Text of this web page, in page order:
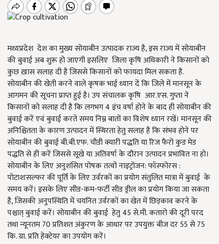
मध्यप्रदेश देश का मुख्य सोयाबीन उत्पादक राज्य है, इस राज्य में सोयाबीन
की बुवाई अब शुरू हो जाएगी इसलिए जिला कृषि अधिकारी ने किसानों को
कुछ ख़ास सलाह दी है जिससे किसानों को फायदा मिल सकता है.
सोयाबीन की खेती करने वाले कृषक भाई ध्यान दें कि जिले में मानसून के
आगमन की सूचना प्राप्त हुई है। उप संचालक कृषि आर.एस. गुप्ता ने
किसानों को सलाह दी है कि लगभग 4 इंच वर्षा होने के बाद ही सोयाबीन की
बुवाई करें एवं बुवाई करते समय निम्न बातों का विशेष ध्यान रखें। मानसून की
अनिश्चितता के कारण उत्पादन में स्थिरता हेतु सलाह है कि संभव होने पर
सोयाबीन की बुवाई बी.बी.एफ. चौडी क्यारी पद्धति या रिज फैरो कुड मेड
पद्धति से ही करें जिससे सूखे या अतिवर्षा के दौरान उत्पादन प्रभावित ना हो।
सोयाबीन के लिए अनुशंसित पोषक तत्वों नाइट्रोजन: फॉस्फोरस :
पोटाशःसल्फर की पूर्ति के लिए उर्वरकों का प्रयोग संतुलित मात्रा में बुवाई के
समय करें। इसके लिए सीड-कम-फर्टी सीड ड्रील का प्रयोग किया जा सकता
है, जिसकी अनुपस्थिति में चयनित उर्वरकों का खेत में छिड़काव करने के
पश्चात् बुवाई करें। सोयाबीन की बुवाई हेतु 45 से.मी. कतारो की दूरी परद
तथा न्यूनतम 70 प्रतिशत अंकुरण के आधार पर उपयुक्त बीज दर 55 से 75
कि. ग्रा. प्रति हेक्टेयर का उपयोग करें।